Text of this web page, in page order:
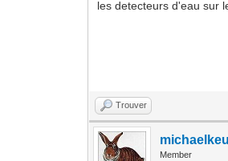
les detecteurs d'eau sur
Trouver
michaelkeul
Member